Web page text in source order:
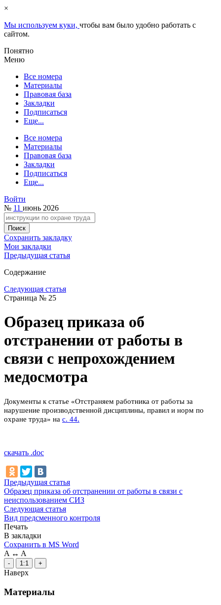
×
Мы используем куки, чтобы вам было удобно работать с
сайтом.
Понятно
Меню
Все номера
Материалы
Правовая база
Закладки
Подписаться
Еще...
Все номера
Материалы
Правовая база
Закладки
Подписаться
Еще...
Войти
№ 11 июнь 2026
Сохранить закладку
Мои закладки
Предыдущая статья
Содержание
Следующая статья
Страница № 25
Образец приказа об
отстранении от работы в
связи с непрохождением
медосмотра
Документы к статье «Отстраняем работника от работы за
нарушение производственной дисциплины, правил и норм по
охране труда» на с. 44.
скачать .doc
Предыдущая статья
Образец приказа об отстранении от работы в связи с
неиспользованием СИЗ
Следующая статья
Вид предсменного контроля
Печать
В закладки
Сохранить в MS Word
A ↔ A
- 1:1 +
Наверх
Материалы